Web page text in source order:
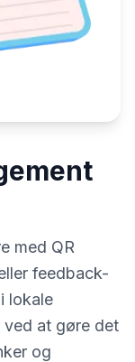
med QR
feedback-
lokale
ved at gøre det
og